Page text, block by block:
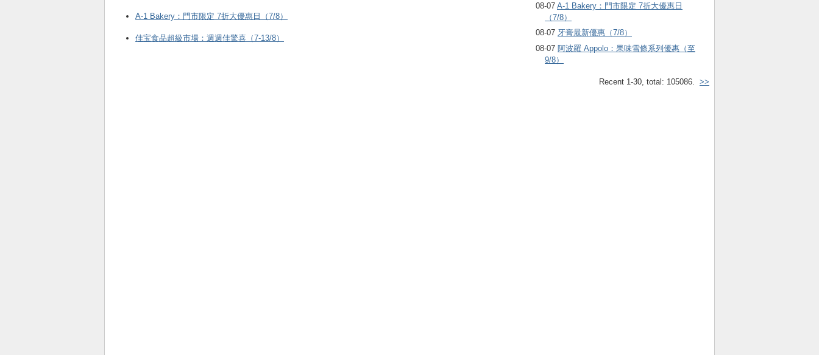
08-07 A-1 Bakery：門市限定 7折大優惠日
（7/8）
08-07 牙膏最新優惠（7/8）
08-07 阿波羅 Appolo：果味雪條系列優惠（至
9/8）
Recent 1-30, total: 105086. >>
A-1 Bakery：門市限定 7折大優惠日（7/8）
佳宝食品超級市場：週週佳驚喜（7-13/8）